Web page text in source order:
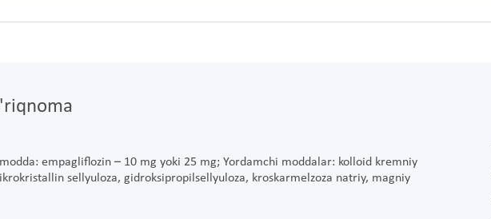
empagliflozin – 10 mg yoki 25 mg; Yordamchi moddalar: kolloid kremniy
sellyuloza, gidroksipropilsellyuloza, kroskarmelzoza natriy, magniy